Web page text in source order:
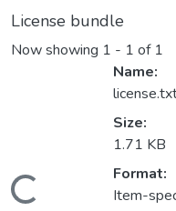
License bundle
Now showing 1 - 1 of 1
Name:
Size:
1.71 KB
Format:
Item-